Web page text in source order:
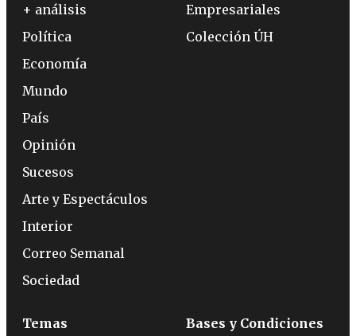
+ análisis
Política
Economía
Mundo
País
Opinión
Sucesos
Arte y Espectáculos
Interior
Correo Semanal
Sociedad
Empresariales
Colección ÚH
Temas Bases y Condiciones